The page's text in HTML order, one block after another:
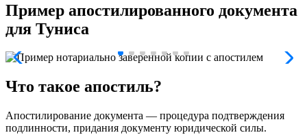
Пример апостилированного документа
для Туниса
Что такое апостиль?
Апостилирование документа — процедура подтверждения
подлинности, придания документу юридической силы.